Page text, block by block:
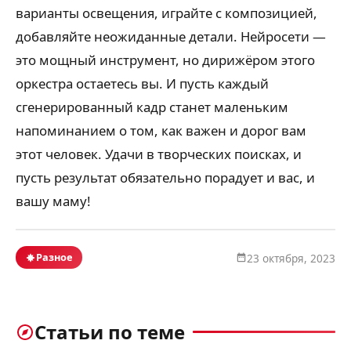
варианты освещения, играйте с композицией,
добавляйте неожиданные детали. Нейросети —
это мощный инструмент, но дирижёром этого
оркестра остаетесь вы. И пусть каждый
сгенерированный кадр станет маленьким
напоминанием о том, как важен и дорог вам
этот человек. Удачи в творческих поисках, и
пусть результат обязательно порадует и вас, и
вашу маму!
Разное 23 октября, 2023
Статьи по теме